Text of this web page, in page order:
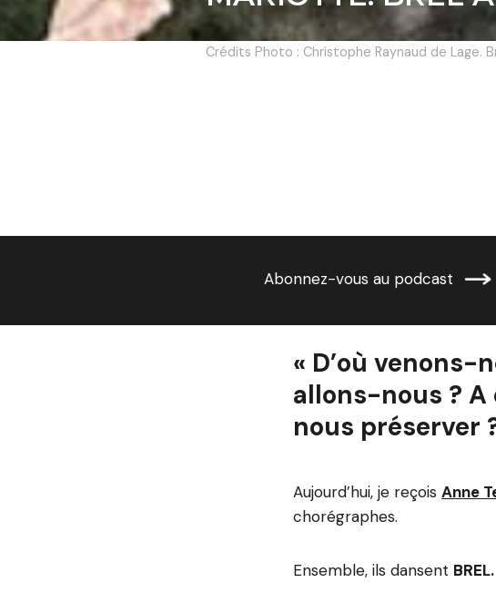
Crédits Photo : Christophe Raynaud de Lage.
Abonnez-vous au podcast
« D’où venons-
allons-nous ?
nous préserver
Aujourd’hui, je reçois Anne
chorégraphes.
Ensemble, ils dansent BREL.